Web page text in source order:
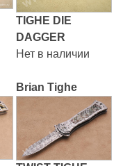
TIGHE DIE
DAGGER
Нет в наличии
Brian Tighe